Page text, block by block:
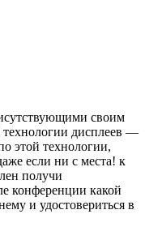
своим
дисплеев —
этой технологии,
если ни с места! к
получи
конференции какой
и удостовериться в